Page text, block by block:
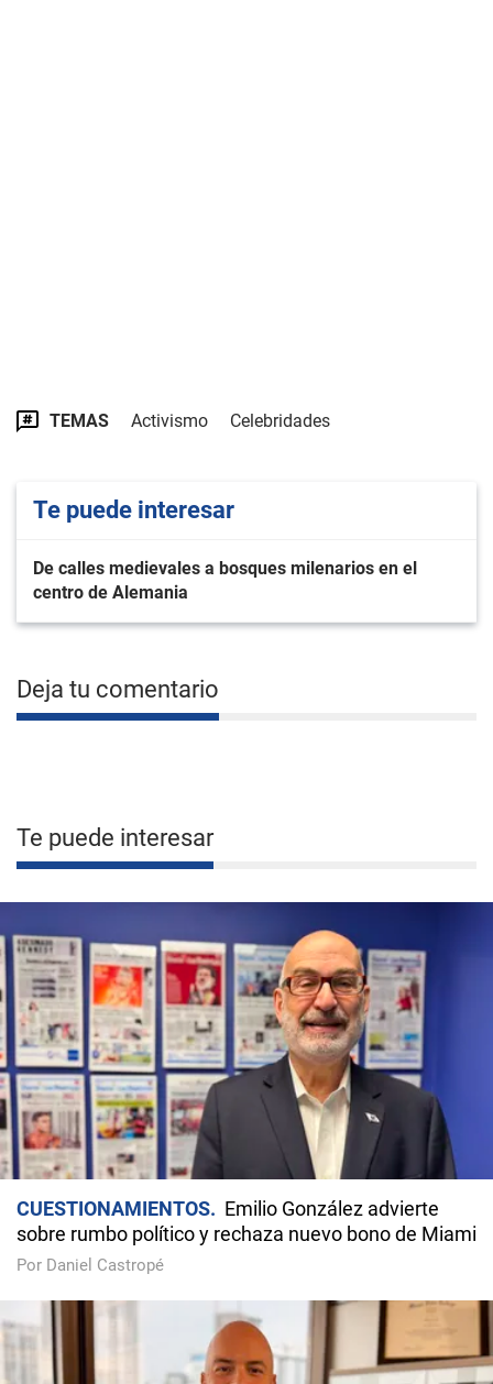
TEMAS Activismo Celebridades
Te puede interesar
De calles medievales a bosques milenarios en el
centro de Alemania
Deja tu comentario
Te puede interesar
CUESTIONAMIENTOS
Emilio González advierte
sobre rumbo político y rechaza nuevo bono de Miami
Por Daniel Castropé